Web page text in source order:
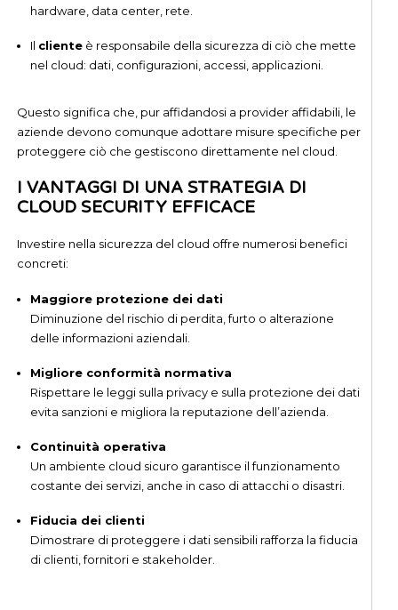
hardware, data center, rete.
Il clienteè responsabile della sicurezza di ciò che mette
nel cloud: dati, configurazioni, accessi, applicazioni.
Questo significa che, pur affidandosi a provider affidabili, le
aziende devono comunque adottare misure specifiche per
proteggere ciò che gestiscono direttamente nel cloud.
I VANTAGGI DI UNA STRATEGIA DI
CLOUD SECURITY EFFICACE
Investire nella sicurezza del cloud offre numerosi benefici
concreti:
Maggiore protezione dei dati
Diminuzione del rischio di perdita, furto o alterazione
delle informazioni aziendali.
Migliore conformità normativa
Rispettare le leggi sulla privacy e sulla protezione dei dati
evita sanzioni e migliora la reputazione dell’azienda.
Continuità operativa
Un ambiente cloud sicuro garantisce il funzionamento
costante dei servizi, anche in caso di attacchi o disastri.
Fiducia dei clienti
Dimostrare di proteggere i dati sensibili rafforza la fiducia
di clienti, fornitori e stakeholder.